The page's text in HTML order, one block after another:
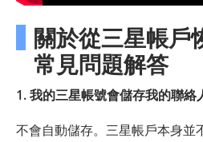
關於從三星帳戶
常見問題解答
1. 我的三星帳號會儲存我的聯絡
不會自動儲存。三星帳戶本身並